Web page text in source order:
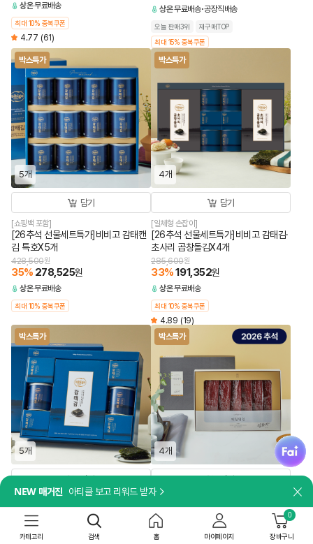
상온무료배송
최대 10% 중복쿠폰
4.77 (61)
상온무료배송 공장직배송
오늘 판매3위
재구매TOP
최대 15% 중복쿠폰
박스특가
5개
담기
[쇼핑백 포함]
[26추석 선물세트특가]비비고 감태캔
김 특호X5개
428,500원
35% 278,525원
상온무료배송
최대 10% 중복쿠폰
박스특가
4개
담기
[일체형 손잡이]
[26추석 선물세트특가]비비고 감태김·
초사리 곱창돌김X4개
285,600원
33%191,352원
상온무료배송
최대 10% 중복쿠폰
4.89 (19)
박스특가
5개
[26추석 선물세트특가]비비고 감태김
혼합 1호X5개
244,500
박스특가
4개
[26추석 선물세트특가]제일명인 한우
육포X4개
349,600
NEW 매거진 아티클 보고 리워드 받자
fai
카테고리 검색 홈 마이페이지 장바구니
0